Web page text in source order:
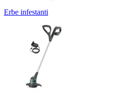
Erbe infestanti